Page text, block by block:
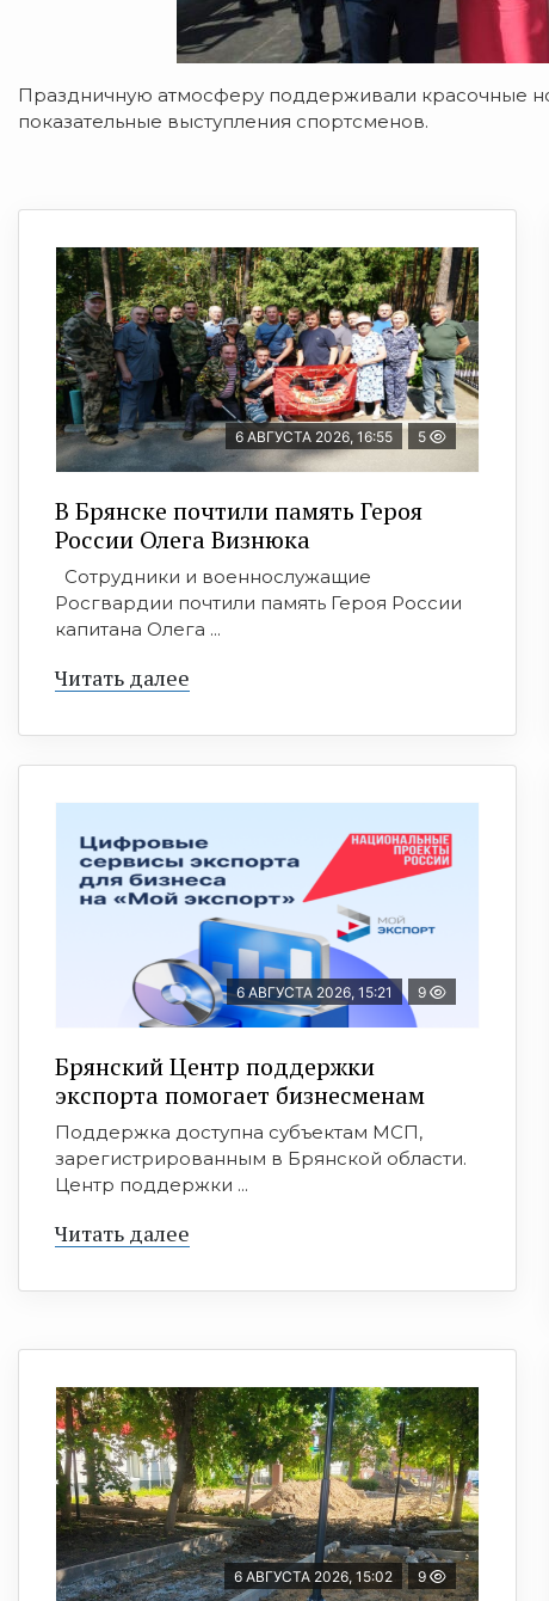
Праздничную атмосферу поддерживали красочные
показательные выступления спортсменов.
6 АВГУСТА 2026, 16:55 5
В Брянске почтили память Героя
России Олега Визнюка
Сотрудники и военнослужащие
Росгвардии почтили память Героя России
капитана Олега ...
Читать далее
6 АВГУСТА 2026, 15:21 9
Брянский Центр поддержки
экспорта помогает бизнесменам
Поддержка доступна субъектам МСП,
зарегистрированным в Брянской области.
Центр поддержки ...
Читать далее
6 АВГУСТА 2026, 15:02 9